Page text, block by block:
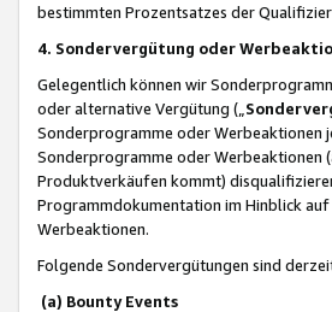
bestimmten Prozentsatzes der
4. Sondervergütung oder
Gelegentlich können wir
oder alternative Vergütung („
Sonderprogramme oder Werbeaktionen
Sonderprogramme oder Werbeaktionen
Produktverkäufen kommt)
Programmdokumentation im Hinblick
Werbeaktionen.
Folgende Sondervergütungen sind
(a) Bounty Events